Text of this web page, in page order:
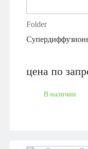
Folder
цена по
В наличии